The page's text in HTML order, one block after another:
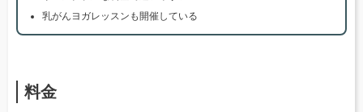
乳がんヨガレッスンも開催している
料金